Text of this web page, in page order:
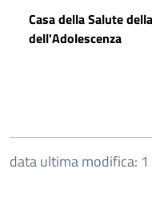
Casa della Salute
dell'Adolescenza
data ultima modifica: